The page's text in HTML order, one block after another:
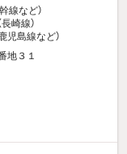
線など）
長崎線）
児島線など）
地３１